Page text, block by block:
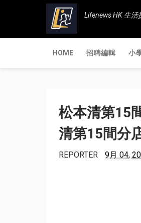
Lifenews HK 生
HOME 招聘編輯 小
松本清第15
清第15間分
REPORTER 9月 04,